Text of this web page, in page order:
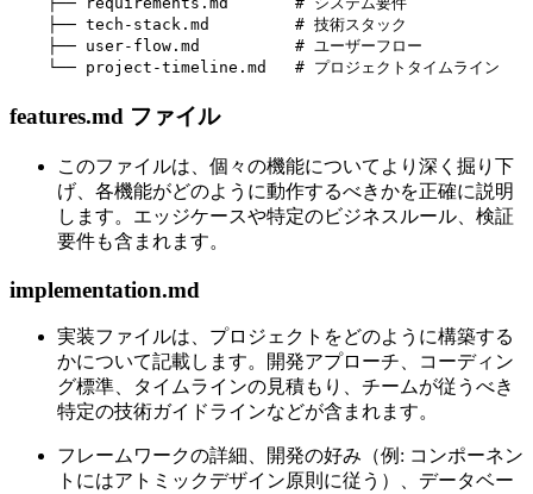
    ├── tech-stack.md         # 技術スタック
    ├── user-flow.md          # ユーザーフロー
features.md ファイル
このファイルは、個々の機能についてより深く掘り下
げ、各機能がどのように動作するべきかを正確に説明
します。エッジケースや特定のビジネスルール、検証
要件も含まれます。
implementation.md
実装ファイルは、プロジェクトをどのように構築する
かについて記載します。開発アプローチ、コーディン
グ標準、タイムラインの見積もり、チームが従うべき
特定の技術ガイドラインなどが含まれます。
フレームワークの詳細、開発の好み（例: コンポーネン
トにはアトミックデザイン原則に従う）、データベー